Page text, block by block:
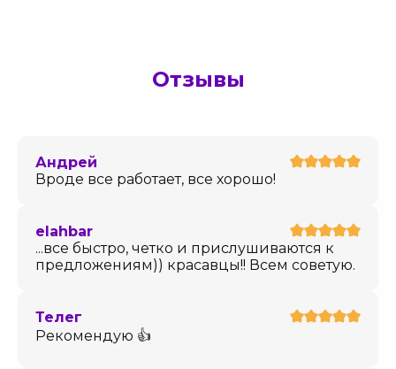
Отзывы
Андрей
Вроде все работает, все хорошо!
elahbar
...все быстро, четко и прислушиваются к
предложениям)) красавцы!! Всем советую.
Телег
Рекомендую 👍